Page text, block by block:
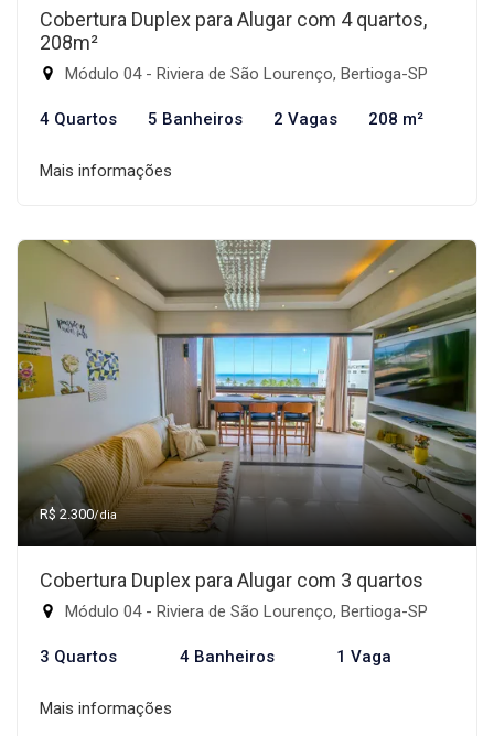
Cobertura Duplex para Alugar com 4 quartos,
208m²
Módulo 04 - Riviera de São Lourenço, Bertioga-SP
4 Quartos 5 Banheiros 2 Vagas 208 m²
Mais informações
R$ 2.300/dia
Cobertura Duplex para Alugar com 3 quartos
Módulo 04 - Riviera de São Lourenço, Bertioga-SP
3 Quartos 4 Banheiros 1 Vaga
Mais informações